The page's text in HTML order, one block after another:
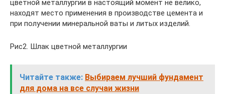
цветной металлургии в настоящий момент не велико,
находят место применения в производстве цемента и
при получении минеральной ваты и литых изделий.
Рис2. Шлак цветной металлургии
Читайте также: Выбираем лучший фундамент
для дома на все случаи жизни